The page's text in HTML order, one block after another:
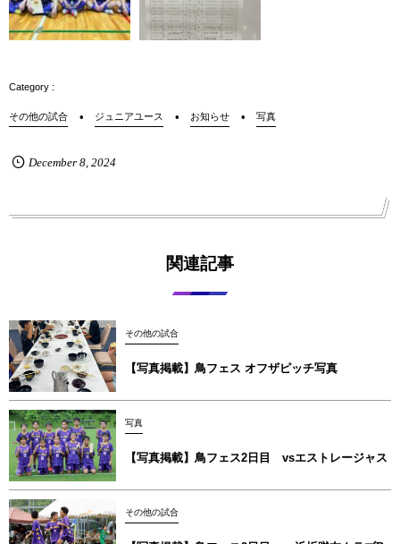
その他の試合 ジュニアユース お知らせ 写真
December 8, 2024
関連記事
その他の試合
【写真掲載】鳥フェス オフザピッチ写真
写真
【写真掲載】鳥フェス2日目 vsエストレージャス
その他の試合